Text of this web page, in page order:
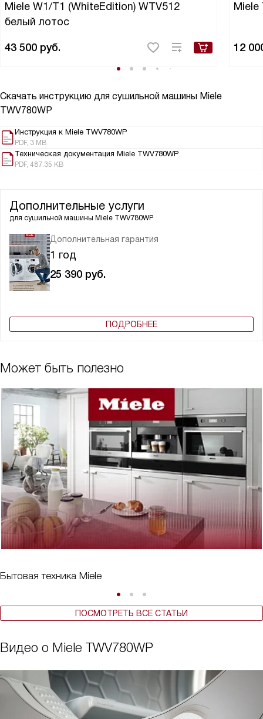
Miele W1/T1 (WhiteEdition) WTV512
белый лотос
43 500 руб.
Miele
12
Скачать инструкцию для сушильной машины Miele
TWV780WP
Инструкция к Miele TWV780WP
PDF, 3 MB
Техническая документация Miele TWV780WP
PDF, 487.35 KB
Дополнительные услуги
для сушильной машины Miele TWV780WP
Дополнительная гарантия
1 год
25 390 руб.
ПОДРОБНЕЕ
Может быть полезно
Бытовая техника Miele
ПОСМОТРЕТЬ ВСЕ СТАТЬИ
Видео о Miele TWV780WP